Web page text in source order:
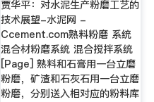
贾华平：对水泥生产粉磨工艺的
技术展望-水泥网 -
Ccement.com熟料粉磨 系统
混合材粉磨系统 混合搅拌系统
[Page] 熟料和石膏用一台立磨
粉磨，矿渣和石灰石用一台立磨
粉磨，分别送入相对应的粉料库